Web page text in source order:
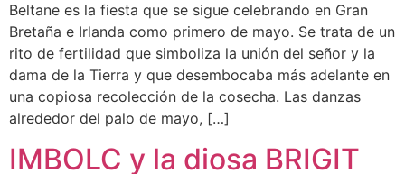
Beltane es la fiesta que se sigue celebrando en Gran
Bretaña e Irlanda como primero de mayo. Se trata de un
rito de fertilidad que simboliza la unión del señor y la
dama de la Tierra y que desembocaba más adelante en
una copiosa recolección de la cosecha. Las danzas
alrededor del palo de mayo, […]
IMBOLC y la diosa BRIGIT